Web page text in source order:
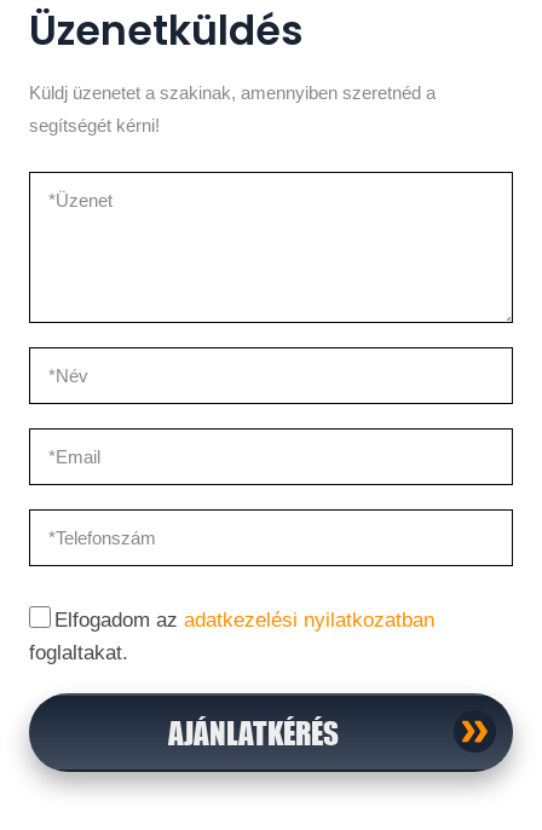
Üzenetküldés
Küldj üzenetet a szakinak, amennyiben szeretnéd a
segítségét kérni!
Elfogadom az adatkezelési nyilatkozatban
foglaltakat.
AJÁNLATKÉRÉS